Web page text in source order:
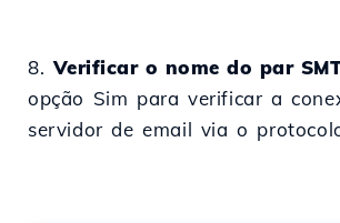
8.Verificar o nome do par
opção Sim para verificar a
servidor de email via o